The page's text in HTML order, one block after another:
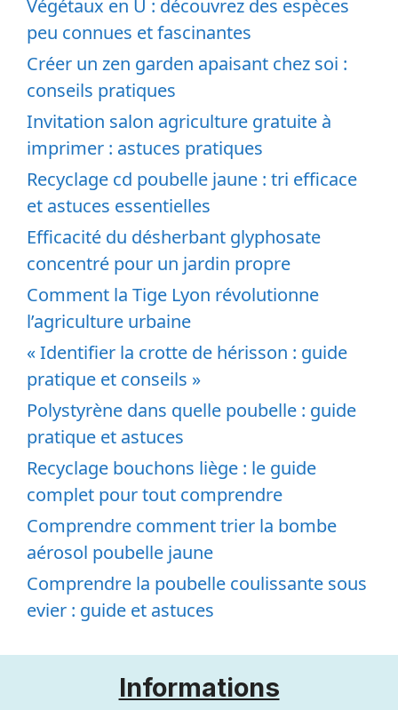
les déposer facilement
Où jeter des livres : solutions pratiques et
écologiques
Végétaux en U : découvrez des espèces
peu connues et fascinantes
Créer un zen garden apaisant chez soi :
conseils pratiques
Invitation salon agriculture gratuite à
imprimer : astuces pratiques
Recyclage cd poubelle jaune : tri efficace
et astuces essentielles
Efficacité du désherbant glyphosate
concentré pour un jardin propre
Comment la Tige Lyon révolutionne
l’agriculture urbaine
« Identifier la crotte de hérisson : guide
pratique et conseils »
Polystyrène dans quelle poubelle : guide
pratique et astuces
Recyclage bouchons liège : le guide
complet pour tout comprendre
Comprendre comment trier la bombe
aérosol poubelle jaune
Comprendre la poubelle coulissante sous